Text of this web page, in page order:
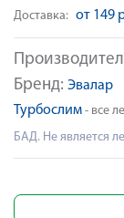
Бренд: Эвалар
Турбослим - все
БАД. Не является
Доставка: от 149